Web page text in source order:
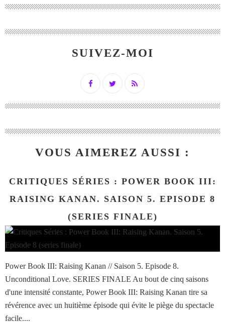
SUIVEZ-MOI
VOUS AIMEREZ AUSSI :
CRITIQUES SÉRIES : POWER BOOK III:
RAISING KANAN. SAISON 5. EPISODE 8
(SERIES FINALE)
Power Book III: Raising Kanan // Saison 5. Episode 8.
Unconditional Love. SERIES FINALE Au bout de cinq saisons
d'une intensité constante, Power Book III: Raising Kanan tire sa
révérence avec un huitième épisode qui évite le piège du spectacle
facile....